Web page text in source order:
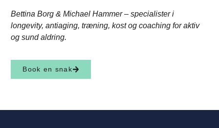
Bettina Borg & Michael Hammer – specialister i
longevity, antiaging, træning, kost og coaching for aktiv
og sund aldring.
Book en snak